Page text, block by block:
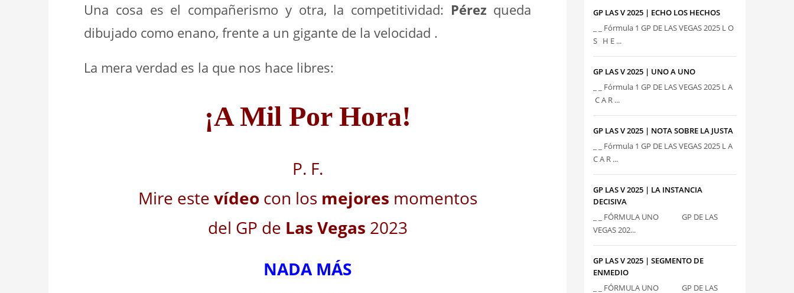
Una cosa es el compañerismo y otra, la competitividad: Pérez queda
dibujado como enano, frente a un gigante de la velocidad .
La mera verdad es la que nos hace libres:
¡A Mil Por Hora!
P. F.
Mire este vídeo con los mejores momentos
del GP de Las Vegas 2023
NADA MÁS
GP LAS V 2025 | ECHO LOS HECHOS
_ _ Fórmula 1 GP DE LAS VEGAS 2025 L O
S H E ...
GP LAS V 2025 | UNO A UNO
_ _ Fórmula 1 GP DE LAS VEGAS 2025 L A
C A R ...
GP LAS V 2025 | NOTA SOBRE LA JUSTA
_ _ Fórmula 1 GP DE LAS VEGAS 2025 L A
C A R ...
GP LAS V 2025 | LA INSTANCIA
DECISIVA
_ _ FÓRMULA UNO GP DE LAS
VEGAS 202...
GP LAS V 2025 | SEGMENTO DE
ENMEDIO
_ _ FÓRMULA UNO GP DE LAS